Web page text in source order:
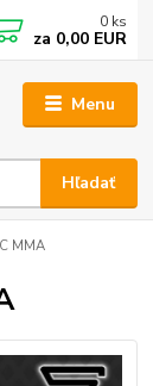
Menu
Hľadať
0 ks
za 0,00 EUR
MMA